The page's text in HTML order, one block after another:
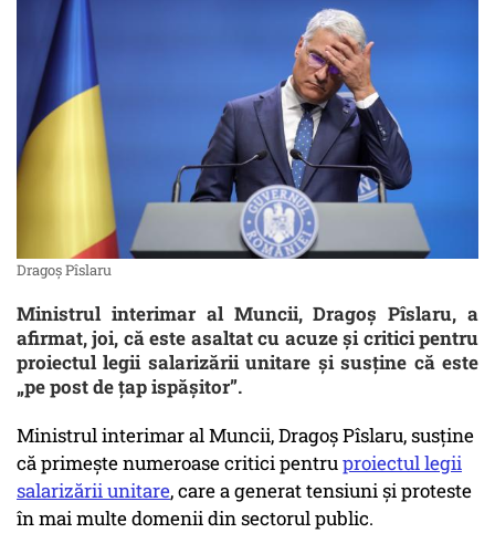
Dragoș Pîslaru
Ministrul interimar al Muncii, Dragoș Pîslaru, a
afirmat, joi, că este asaltat cu acuze și critici pentru
proiectul legii salarizării unitare și susține că este
„pe post de țap ispășitor”.
Ministrul interimar al Muncii, Dragoș Pîslaru, susține
că primește numeroase critici pentruproiectul legii
salarizării unitare, care a generat tensiuni și proteste
în mai multe domenii din sectorul public.